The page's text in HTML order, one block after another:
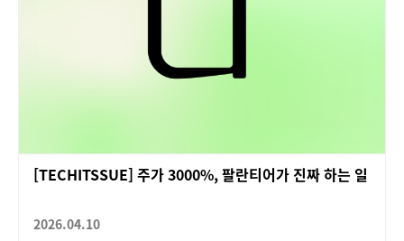
[TECHITSSUE] 주가 3000%, 팔란티어가 진짜 하는 일
2026.04.10